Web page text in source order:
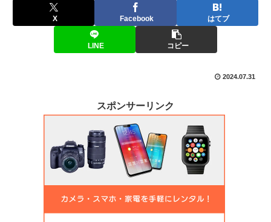
X Facebook はてブ
LINE コピー
2024.07.31
スポンサーリンク